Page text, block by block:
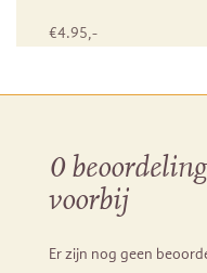
€4.95,-
0
voorbij
Er zijn nog geen